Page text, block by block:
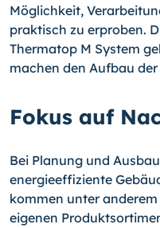
Möglichkeit,
praktisch zu erproben.
Thermatop M System
machen den Aufbau
Fokus auf
Bei Planung und
energieeffiziente
kommen unter
eigenen